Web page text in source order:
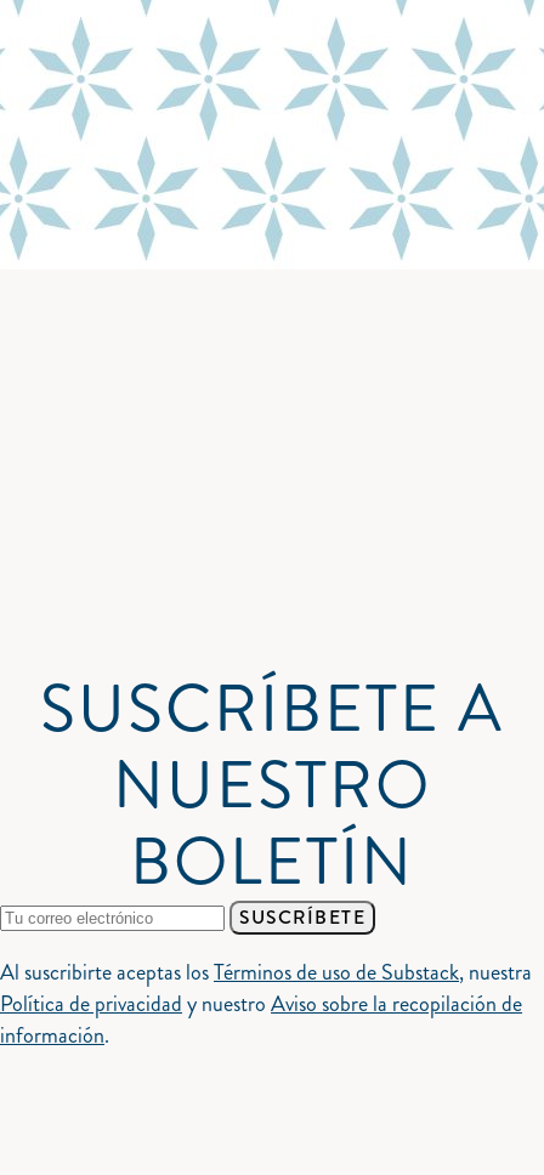
SUSCRÍBETE A
NUESTRO
BOLETÍN
SUSCRÍBETE
Al suscribirte aceptas losTérminos de uso de Substack, nuestra
Política de privacidady nuestroAviso sobre la recopilación de
información.